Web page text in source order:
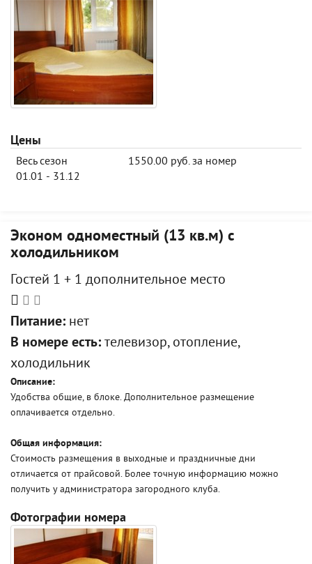
Цены
Весь сезон
01.01 - 31.12
1550.00 руб. за номер
Эконом одноместный (13 кв.м) с
холодильником
Гостей 1 + 1 дополнительное место
Питание: нет
В номере есть: телевизор, отопление,
холодильник
Описание:
Удобства общие, в блоке. Дополнительное размещение
оплачивается отдельно.
Общая информация:
Стоимость размещения в выходные и праздничные дни
отличается от прайсовой. Более точную информацию можно
получить у администратора загородного клуба.
Фотографии номера